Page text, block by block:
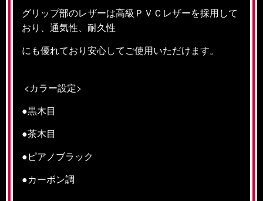
グリップ部のレザーは高級ＰＶＣレザーを採用して
おり、通気性、耐久性
にも優れており安心してご使用いただけます。
<カラー設定>
●黒木目
●茶木目
●ピアノブラック
●カーボン調